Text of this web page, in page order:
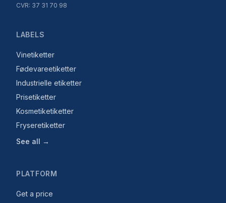
CVR: 37 31 70 98
LABELS
Vinetiketter
Fødevareetiketter
Industrielle etiketter
Prisetiketter
Kosmetiketiketter
Fryseretiketter
See all →
PLATFORM
Get a price